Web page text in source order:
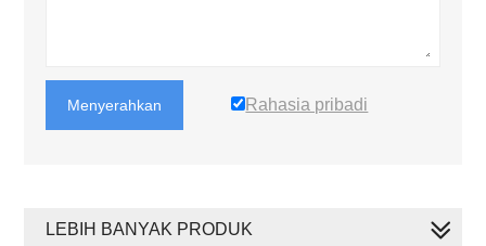
Menyerahkan Rahasia pribadi
LEBIH BANYAK PRODUK